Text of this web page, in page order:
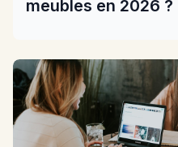
meubles en 2026 ?